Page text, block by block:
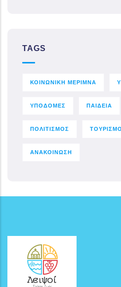
TAGS
ΚΟΙΝΩΝΙΚΗ ΜΕΡΙΜΝΑ
ΥΠΟΔΟΜΕΣ ΠΑΙΔΕΙΑ
ΠΟΛΙΤΙΣΜΟΣ
ΑΝΑΚΟΙΝΩΣΗ